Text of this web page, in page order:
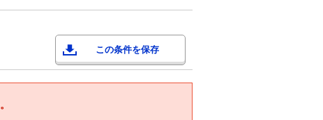
この条件を保存